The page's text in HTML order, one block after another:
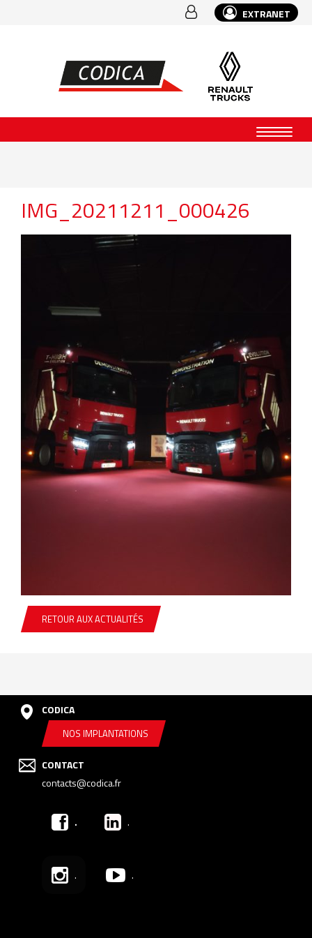
EXTRANET
IMG_20211211_000426
RETOUR AUX ACTUALITÉS
CODICA
NOS IMPLANTATIONS
CONTACT
contacts@codica.fr
. .
. .